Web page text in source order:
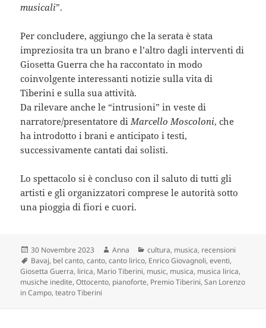
musicali”.
Per concludere, aggiungo che la serata è stata
impreziosita tra un brano e l’altro dagli interventi di
Giosetta Guerra che ha raccontato in modo
coinvolgente interessanti notizie sulla vita di
Tiberini e sulla sua attività.
Da rilevare anche le “intrusioni” in veste di
narratore/presentatore di Marcello Moscoloni, che
ha introdotto i brani e anticipato i testi,
successivamente cantati dai solisti.
Lo spettacolo si è concluso con il saluto di tutti gli
artisti e gli organizzatori comprese le autorità sotto
una pioggia di fiori e cuori.
Scritto
il
30 Novembre 2023 Autore
Anna Categorie
cultura, musica, recensioni
Tag
Bavaj, bel canto,canto,canto lirico, Enrico Giovagnoli,eventi,
Giosetta Guerra, lirica, Mario Tiberini, music, musica, musica lirica,
musiche inedite,Ottocento, pianoforte, Premio Tiberini,San Lorenzo
in Campo,teatro Tiberini